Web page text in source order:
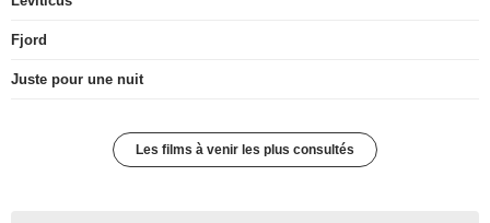
Fjord
Juste pour une nuit
Les films à venir les plus consultés